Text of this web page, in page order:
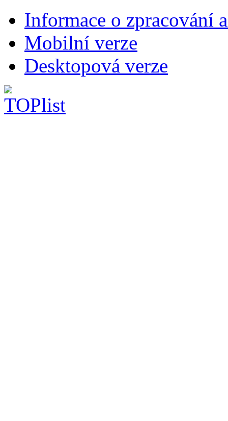
Informace o zpracování
Mobilní verze
Desktopová verze